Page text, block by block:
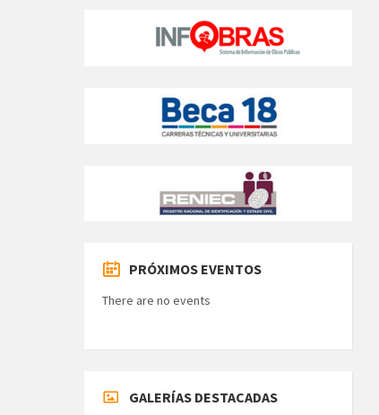
PRÓXIMOS EVENTOS
There are no events
GALERÍAS DESTACADAS